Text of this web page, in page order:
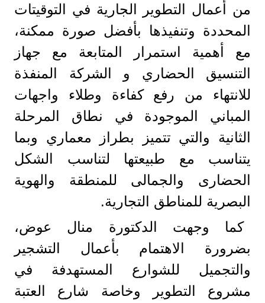
من أعمال التطوير الجارية في التوقيتات
المحددة وتنفيذها بأفضل صورة ممكنة،
مع أهمية استمرار المتابعة مع جهاز
التنسيق الحضاري و الشركة المنفذة
للانتهاء من رفع كفاءة وطلاء واجهات
المباني الموجودة في نطاق المرحلة
الثانية والتي تتميز بطراز معماري وبما
يتناسب مع طبيعتها لتناسب الشكل
الحضارى والجمالى للمنطقة والهوية
البصرية للمناطق التجارية.
كما وجهت الدكتورة منال عوض،
بضرورة الاهتمام بأعمال التشجير
والتجميل للشوارع المستهدفة في
مشروع التطوير وخاصة شارع العتبة